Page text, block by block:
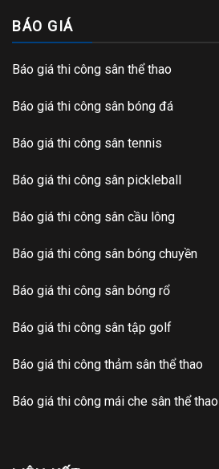
BÁO GIÁ
Báo giá thi công sân thể thao
Báo giá thi công sân bóng đá
Báo giá thi công sân tennis
Báo giá thi công sân pickleball
Báo giá thi công sân cầu lông
Báo giá thi công sân bóng chuyền
Báo giá thi công sân bóng rổ
Báo giá thi công sân tập golf
Báo giá thi công thảm sân thể thao
Báo giá thi công mái che sân thể thao